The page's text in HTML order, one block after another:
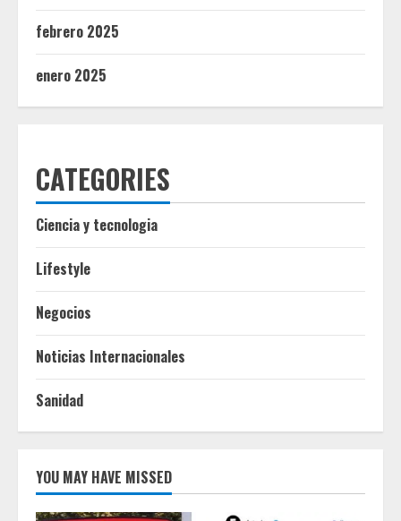
febrero 2025
enero 2025
CATEGORIES
Ciencia y tecnologia
Lifestyle
Negocios
Noticias Internacionales
Sanidad
YOU MAY HAVE MISSED